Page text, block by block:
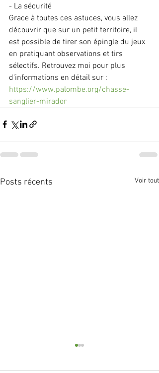
- La sécurité
Grace à toutes ces astuces, vous allez
découvrir que sur un petit territoire, il
est possible de tirer son épingle du jeux
en pratiquant observations et tirs
sélectifs. Retrouvez moi pour plus
d'informations en détail sur :
https://www.palombe.org/chasse-
sanglier-mirador
Posts récents Voir tout